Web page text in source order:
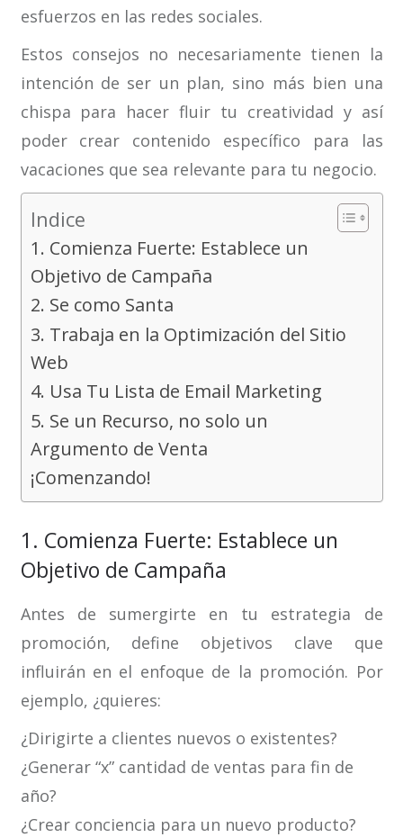
esfuerzos en las redes sociales.
Estos consejos no necesariamente tienen la
intención de ser un plan, sino más bien una
chispa para hacer fluir tu creatividad y así
poder crear contenido específico para las
vacaciones que sea relevante para tu negocio.
Indice
1. Comienza Fuerte: Establece un
Objetivo de Campaña
2. Se como Santa
3. Trabaja en la Optimización del Sitio
Web
4. Usa Tu Lista de Email Marketing
5. Se un Recurso, no solo un
Argumento de Venta
¡Comenzando!
1. Comienza Fuerte: Establece un
Objetivo de Campaña
Antes de sumergirte en tu estrategia de
promoción, define objetivos clave que
influirán en el enfoque de la promoción. Por
ejemplo, ¿quieres:
¿Dirigirte a clientes nuevos o existentes?
¿Generar “x” cantidad de ventas para fin de
año?
¿Crear conciencia para un nuevo producto?